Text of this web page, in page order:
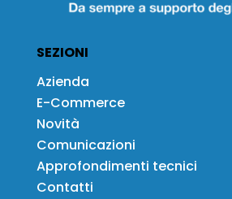
SEZIONI
Azienda
E-Commerce
Novità
Comunicazioni
Approfondimenti tecnici
Contatti